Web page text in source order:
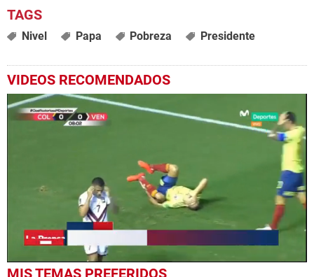
Nivel Papa Pobreza Presidente
VIDEOS RECOMENDADOS
0
MIS TEMAS PREFERIDOS